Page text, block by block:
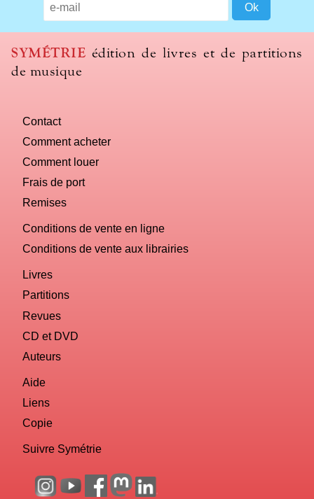
SYMÉTRIE édition de livres et de partitions
de musique
Contact
Comment acheter
Comment louer
Frais de port
Remises
Conditions de vente en ligne
Conditions de vente aux librairies
Livres
Partitions
Revues
CD et DVD
Auteurs
Aide
Liens
Copie
Suivre Symétrie